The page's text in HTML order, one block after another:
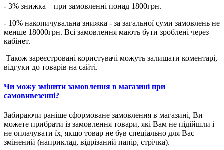
- 3% знижка – при замовленні понад 1800грн.
- 10% накопичувальна знижка - за загальної суми замовлень не
менше 18000грн. Всі замовлення мають бути зроблені через
кабінет.
Також зареєстровані користувачі можуть залишати коментарі,
відгуки до товарів на сайті.
Чи можу змінити замовлення в магазині при
самовивезенні?
Забираючи раніше сформоване замовлення в магазині, Ви
можете прибрати із замовлення товари, які Вам не підійшли і
не оплачувати їх, якщо товар не був спеціально для Вас
змінений (наприклад, відрізаний папір, стрічка).